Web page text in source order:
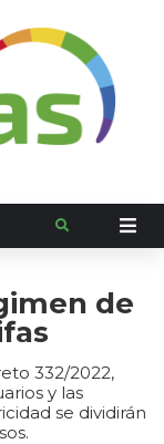
de
332/2022,
y las
se dividirán